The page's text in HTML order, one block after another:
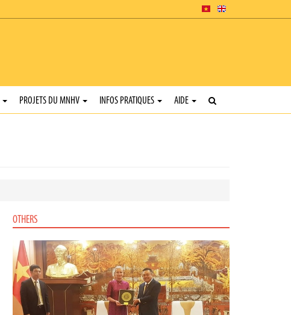
PROJETS DU MNHV INFOS PRATIQUES AIDE
OTHERS